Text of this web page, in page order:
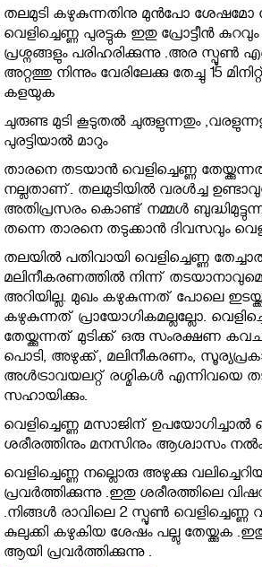
തലമുടി കഴുകുന്നതിനു മുൻപോ ശേഷമോ
വെളിച്ചെണ്ണ പുരട്ടുക ഇതു പ്രോട്ടീൻ കുറവും
പ്രശ്നങ്ങളും പരിഹരിക്കുന്നു .അര സ്പൂൺ
അറ്റത്തു നിന്നും വേരിലേക്കു തേച്ചു 15
കളയുക
ചുരുണ്ട മുടി കൂടുതൽ ചുരുളുന്നതും
പുരട്ടിയാൽ മാറും
താരനെ തടയാന്‍ വെളിച്ചെണ്ണ
നല്ലതാണ്. തലമുടിയില്‍ വരള്‍ച്ച
അതിപ്രസരം കൊണ്ട് നമ്മള്‍
തന്നെ താരനെ തടുക്കാന്‍ ദിവസവും
തലയില്‍ പതിവായി വെളിച്ചെണ്ണ
മലിനീകരണത്തില്‍ നിന്ന്
അറിയില്ല. മുഖം കഴുകുന്നത് പോലെ
കഴുകുന്നത് പ്രായോഗികമല്ലല്ലോ.
തേയ്ക്കുന്നത് മുടിക്ക് ഒരു സംരക്ഷണ
പൊടി, അഴുക്ക്, മലിനീകരണം,
അള്‍ട്രാവയലറ്റ് രശ്മികള്‍ എന്നിവയെ
സഹായിക്കും.
വെളിച്ചെണ്ണ മസാജിന് ഉപയോഗിച്ചാൽ
ശരീരത്തിനും മനസിനും ആശ്വാസം
വെളിച്ചെണ്ണ നല്ലൊരു അഴുക്കു
പ്രവർത്തിക്കുന്നു .ഇതു ശരീരത്തിലെ
.നിങ്ങൾ രാവിലെ 2 സ്പൂൺ വെളിച്ചെണ്ണ
കുലുക്കി കഴുകിയ ശേഷം പല്ലു തേയ്ക്കുക
ആയി പ്രവർത്തിക്കുന്നു .